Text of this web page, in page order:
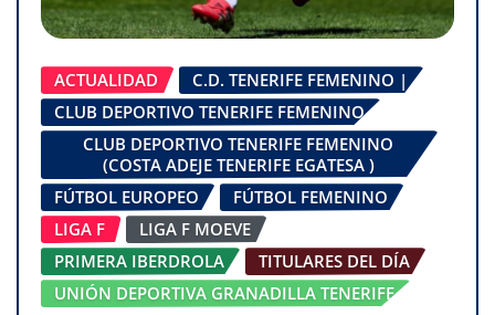
ACTUALIDAD
C.D. TENERIFE FEMENINO |
CLUB DEPORTIVO TENERIFE FEMENINO
CLUB DEPORTIVO TENERIFE FEMENINO
(COSTA ADEJE TENERIFE EGATESA )
FÚTBOL EUROPEO
FÚTBOL FEMENINO
LIGA F
LIGA F MOEVE
PRIMERA IBERDROLA
TITULARES DEL DÍA
UNIÓN DEPORTIVA GRANADILLA TENERIFE